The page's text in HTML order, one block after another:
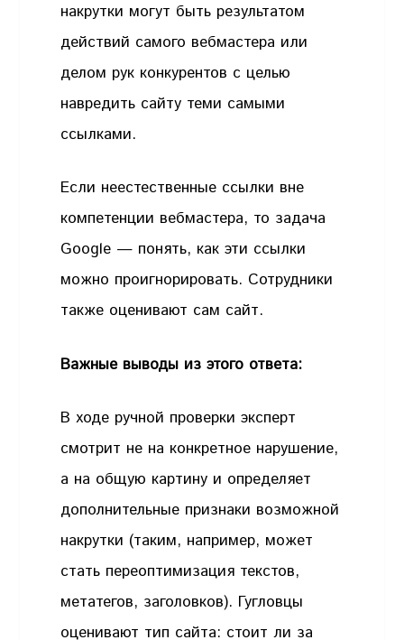
накрутки могут быть результатом
действий самого вебмастера или
делом рук конкурентов с целью
навредить сайту теми самыми
ссылками.
Если неестественные ссылки вне
компетенции вебмастера, то задача
Google — понять, как эти ссылки
можно проигнорировать. Сотрудники
также оценивают сам сайт.
Важные выводы из этого ответа:
В ходе ручной проверки эксперт
смотрит не на конкретное нарушение,
а на общую картину и определяет
дополнительные признаки возможной
накрутки (таким, например, может
стать переоптимизация текстов,
метатегов, заголовков). Гугловцы
оценивают тип сайта: стоит ли за